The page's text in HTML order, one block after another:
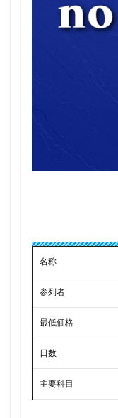
名称
参列者
最低価格
日数
主要科目